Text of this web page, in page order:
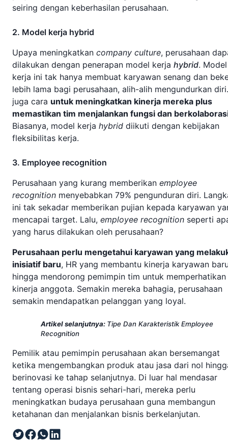
seiring dengan keberhasilan perusahaan.
2. Model kerja hybrid
Upaya meningkatkan company culture, perusahaan
dilakukan dengan penerapan model kerja hybrid. Model
kerja ini tak hanya membuat karyawan senang dan
lebih lama bagi perusahaan, alih-alih mengundurkan
juga cara untuk meningkatkan kinerja mereka plus
memastikan tim menjalankan fungsi dan
Biasanya, model kerja hybrid diikuti dengan kebijakan
fleksibilitas kerja.
3. Employee recognition
Perusahaan yang kurang memberikan employee
recognition menyebabkan 79% pengunduran diri.
ini tak sekadar memberikan pujian kepada karyawan
mencapai target. Lalu, employee recognition seperti
yang harus dilakukan oleh perusahaan?
Perusahaan perlu mengetahui karyawan yang
inisiatif baru, HR yang membantu kinerja karyawan
hingga mendorong pemimpin tim untuk memperhatikan
kinerja anggota. Semakin mereka bahagia, perusahaan
semakin mendapatkan pelanggan yang loyal.
Artikel selanjutnya: Tipe Dan Karakteristik Employee
Recognition
Pemilik atau pemimpin perusahaan akan bersemangat
ketika mengembangkan produk atau jasa dari nol
berinovasi ke tahap selanjutnya. Di luar hal mendasar
tentang operasi bisnis sehari-hari, mereka perlu
meningkatkan budaya perusahaan guna membangun
ketahanan dan menjalankan bisnis berkelanjutan.